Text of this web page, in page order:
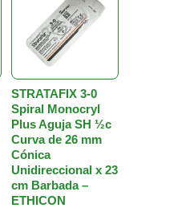
STRATAFIX 3-0
Spiral Monocryl
Plus Aguja SH ½c
Curva de 26 mm
Cónica
Unidireccional x 23
cm Barbada –
ETHICON